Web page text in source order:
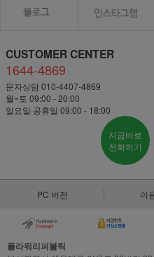
CUSTOMER CENTER
1644-4869
문자상담 010-4407-4869
월~토 09:00 - 20:00
일요일·공휴일 09:00 - 18:00
지금바로
전화하기
PC 버전 이
플라워리퍼블릭